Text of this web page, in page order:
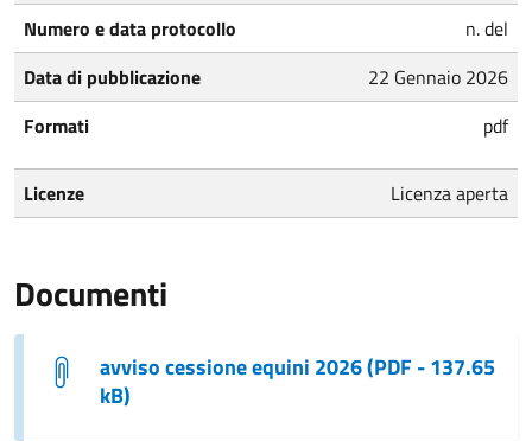
Numero e data protocollo
n. del
Data di pubblicazione
22 Gennaio 2026
Formati
pdf
Licenze Licenza aperta
Documenti
avviso cessione equini 2026 (PDF - 137.65
kB)